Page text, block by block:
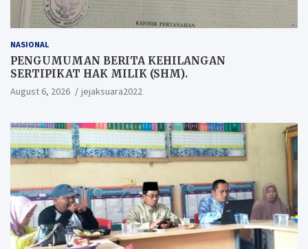
NASIONAL
PENGUMUMAN BERITA KEHILANGAN
SERTIPIKAT HAK MILIK (SHM).
August 6, 2026 jejaksuara2022